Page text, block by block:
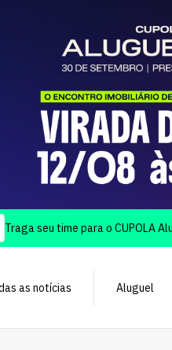
time para o CUPOLA Aluguel Day
as notícias Aluguel